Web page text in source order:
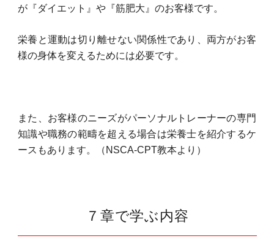
が『ダイエット』や『筋肥大』のお客様です。
栄養と運動は切り離せない関係性であり、両方がお客
様の身体を変えるためには必要です。
また、お客様のニーズがパーソナルトレーナーの専門
知識や職務の範疇を超える場合は栄養士を紹介するケ
ースもあります。（NSCA-CPT教本より）
７章で学ぶ内容